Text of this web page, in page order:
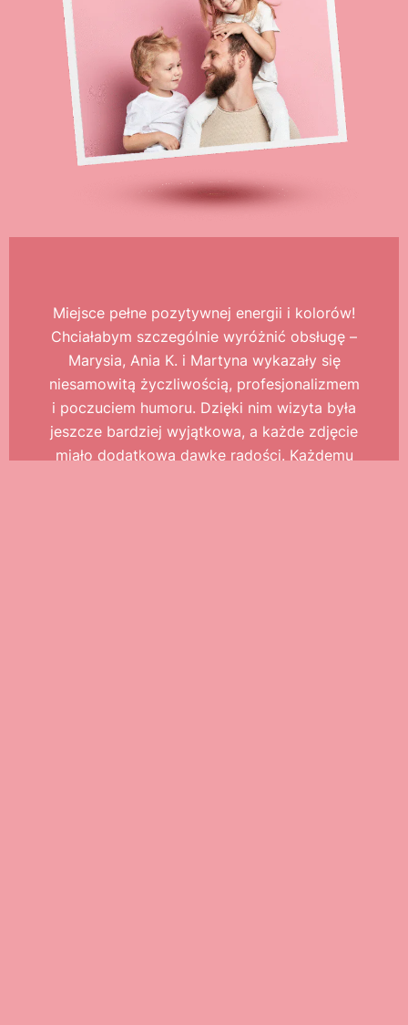
Miejsce pełne pozytywnej energii i kolorów!
Chciałabym szczególnie wyróżnić obsługę –
Marysia, Ania K. i Martyna wykazały się
niesamowitą życzliwością, profesjonalizmem
i poczuciem humoru. Dzięki nim wizyta była
jeszcze bardziej wyjątkowa, a każde zdjęcie
miało dodatkową dawkę radości. Każdemu